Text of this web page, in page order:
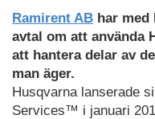
Ramirent AB har med
avtal om att använda
att hantera delar av
man äger.
Husqvarna lanserade
Services™ i januari